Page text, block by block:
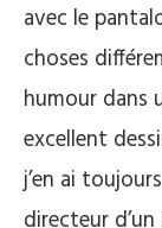
avec le
choses
humour dans
excellent
j’en ai